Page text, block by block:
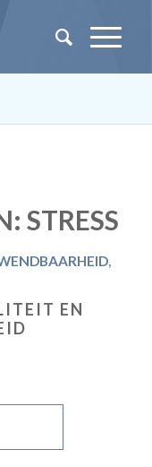
STRESS
,
EN